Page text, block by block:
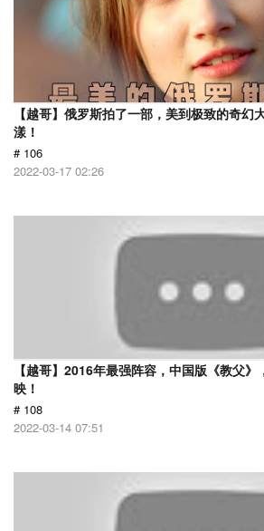
【越哥】俄罗斯拍了一部，美到极致的奇幻
漾！
# 106
2022-03-17 02:26
【越哥】2016年最强阵容，中国版《教父
映！
# 108
2022-03-14 07:51